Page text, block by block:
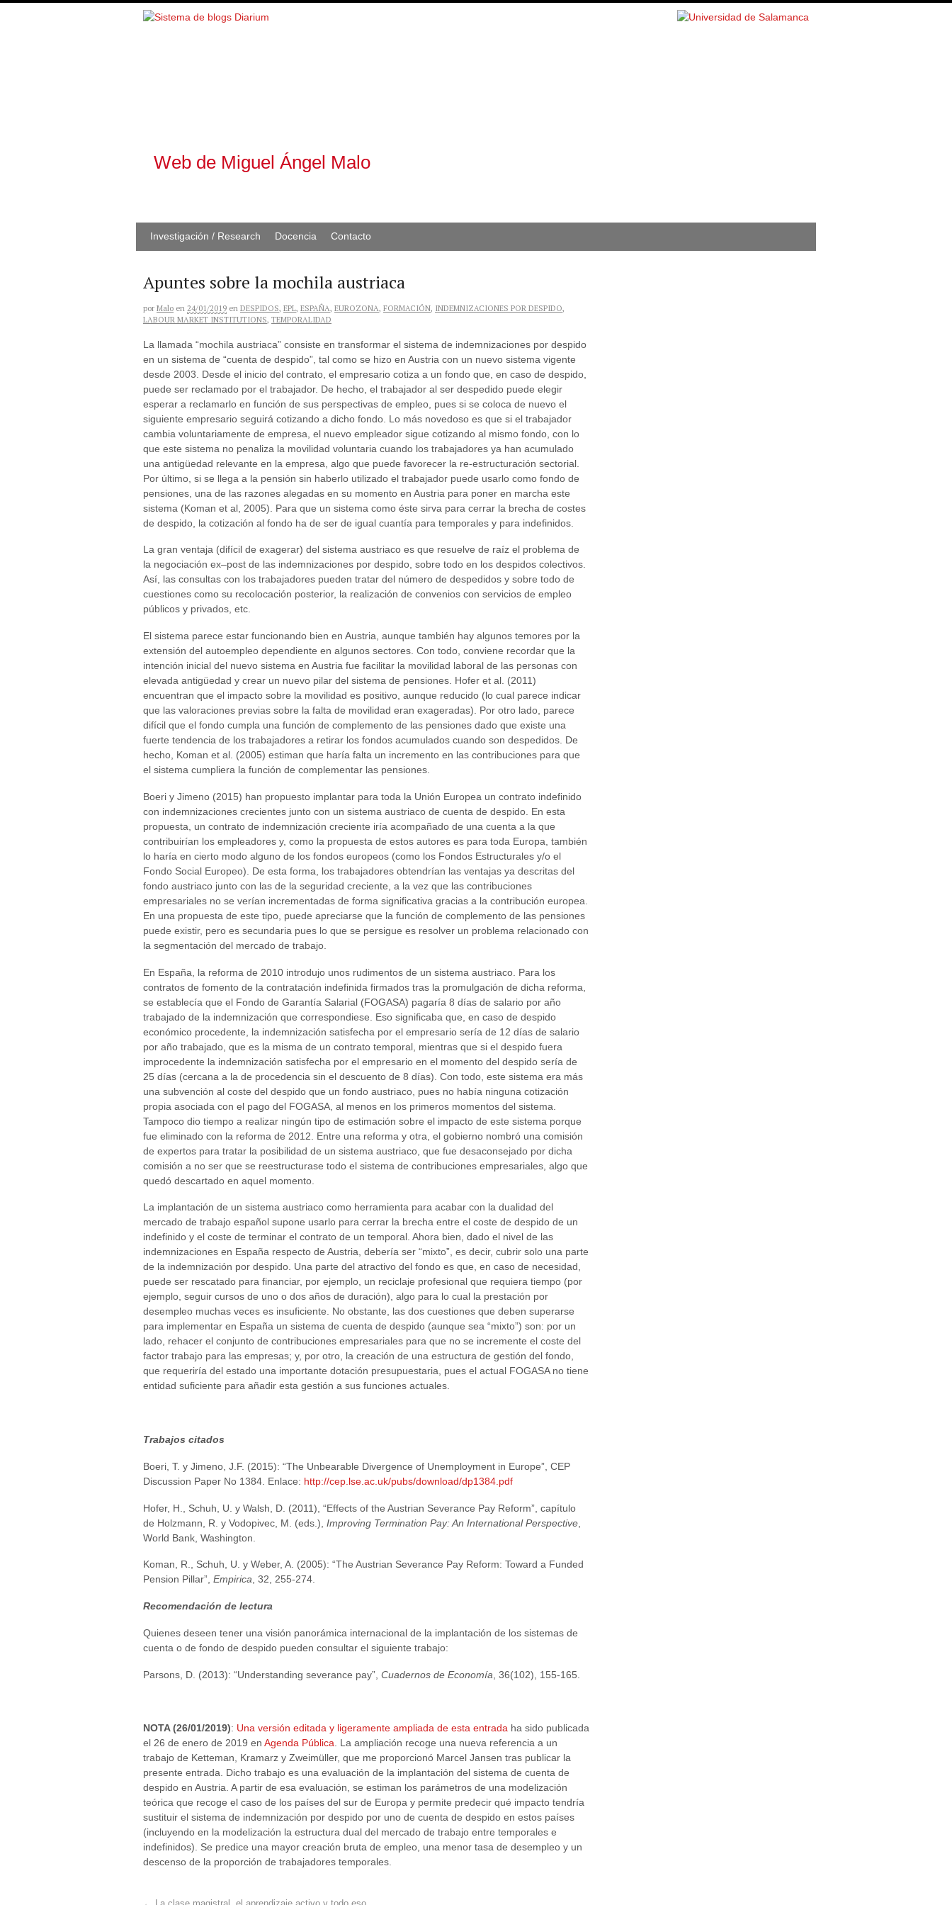
Web de Miguel Ángel Malo
Investigación / Research Docencia Contacto
Apuntes sobre la mochila austriaca
por Malo en 24/01/2019 en DESPIDOS, EPL, ESPAÑA, EUROZONA, FORMACIÓN, INDEMNIZACIONES POR DESPIDO,
LABOUR MARKET INSTITUTIONS, TEMPORALIDAD
La llamada “mochila austriaca” consiste en transformar el sistema de indemnizaciones por despido
en un sistema de “cuenta de despido”, tal como se hizo en Austria con un nuevo sistema vigente
desde 2003. Desde el inicio del contrato, el empresario cotiza a un fondo que, en caso de despido,
puede ser reclamado por el trabajador. De hecho, el trabajador al ser despedido puede elegir
esperar a reclamarlo en función de sus perspectivas de empleo, pues si se coloca de nuevo el
siguiente empresario seguirá cotizando a dicho fondo. Lo más novedoso es que si el trabajador
cambia voluntariamente de empresa, el nuevo empleador sigue cotizando al mismo fondo, con lo
que este sistema no penaliza la movilidad voluntaria cuando los trabajadores ya han acumulado
una antigüedad relevante en la empresa, algo que puede favorecer la re-estructuración sectorial.
Por último, si se llega a la pensión sin haberlo utilizado el trabajador puede usarlo como fondo de
pensiones, una de las razones alegadas en su momento en Austria para poner en marcha este
sistema (Koman et al, 2005). Para que un sistema como éste sirva para cerrar la brecha de costes
de despido, la cotización al fondo ha de ser de igual cuantía para temporales y para indefinidos.
La gran ventaja (difícil de exagerar) del sistema austriaco es que resuelve de raíz el problema de
la negociación ex–post de las indemnizaciones por despido, sobre todo en los despidos colectivos.
Así, las consultas con los trabajadores pueden tratar del número de despedidos y sobre todo de
cuestiones como su recolocación posterior, la realización de convenios con servicios de empleo
públicos y privados, etc.
El sistema parece estar funcionando bien en Austria, aunque también hay algunos temores por la
extensión del autoempleo dependiente en algunos sectores. Con todo, conviene recordar que la
intención inicial del nuevo sistema en Austria fue facilitar la movilidad laboral de las personas con
elevada antigüedad y crear un nuevo pilar del sistema de pensiones. Hofer et al. (2011)
encuentran que el impacto sobre la movilidad es positivo, aunque reducido (lo cual parece indicar
que las valoraciones previas sobre la falta de movilidad eran exageradas). Por otro lado, parece
difícil que el fondo cumpla una función de complemento de las pensiones dado que existe una
fuerte tendencia de los trabajadores a retirar los fondos acumulados cuando son despedidos. De
hecho, Koman et al. (2005) estiman que haría falta un incremento en las contribuciones para que
el sistema cumpliera la función de complementar las pensiones.
Boeri y Jimeno (2015) han propuesto implantar para toda la Unión Europea un contrato indefinido
con indemnizaciones crecientes junto con un sistema austriaco de cuenta de despido. En esta
propuesta, un contrato de indemnización creciente iría acompañado de una cuenta a la que
contribuirían los empleadores y, como la propuesta de estos autores es para toda Europa, también
lo haría en cierto modo alguno de los fondos europeos (como los Fondos Estructurales y/o el
Fondo Social Europeo). De esta forma, los trabajadores obtendrían las ventajas ya descritas del
fondo austriaco junto con las de la seguridad creciente, a la vez que las contribuciones
empresariales no se verían incrementadas de forma significativa gracias a la contribución europea.
En una propuesta de este tipo, puede apreciarse que la función de complemento de las pensiones
puede existir, pero es secundaria pues lo que se persigue es resolver un problema relacionado con
la segmentación del mercado de trabajo.
En España, la reforma de 2010 introdujo unos rudimentos de un sistema austriaco. Para los
contratos de fomento de la contratación indefinida firmados tras la promulgación de dicha reforma,
se establecía que el Fondo de Garantía Salarial (FOGASA) pagaría 8 días de salario por año
trabajado de la indemnización que correspondiese. Eso significaba que, en caso de despido
económico procedente, la indemnización satisfecha por el empresario sería de 12 días de salario
por año trabajado, que es la misma de un contrato temporal, mientras que si el despido fuera
improcedente la indemnización satisfecha por el empresario en el momento del despido sería de
25 días (cercana a la de procedencia sin el descuento de 8 días). Con todo, este sistema era más
una subvención al coste del despido que un fondo austriaco, pues no había ninguna cotización
propia asociada con el pago del FOGASA, al menos en los primeros momentos del sistema.
Tampoco dio tiempo a realizar ningún tipo de estimación sobre el impacto de este sistema porque
fue eliminado con la reforma de 2012. Entre una reforma y otra, el gobierno nombró una comisión
de expertos para tratar la posibilidad de un sistema austriaco, que fue desaconsejado por dicha
comisión a no ser que se reestructurase todo el sistema de contribuciones empresariales, algo que
quedó descartado en aquel momento.
La implantación de un sistema austriaco como herramienta para acabar con la dualidad del
mercado de trabajo español supone usarlo para cerrar la brecha entre el coste de despido de un
indefinido y el coste de terminar el contrato de un temporal. Ahora bien, dado el nivel de las
indemnizaciones en España respecto de Austria, debería ser “mixto”, es decir, cubrir solo una parte
de la indemnización por despido. Una parte del atractivo del fondo es que, en caso de necesidad,
puede ser rescatado para financiar, por ejemplo, un reciclaje profesional que requiera tiempo (por
ejemplo, seguir cursos de uno o dos años de duración), algo para lo cual la prestación por
desempleo muchas veces es insuficiente. No obstante, las dos cuestiones que deben superarse
para implementar en España un sistema de cuenta de despido (aunque sea “mixto”) son: por un
lado, rehacer el conjunto de contribuciones empresariales para que no se incremente el coste del
factor trabajo para las empresas; y, por otro, la creación de una estructura de gestión del fondo,
que requeriría del estado una importante dotación presupuestaria, pues el actual FOGASA no tiene
entidad suficiente para añadir esta gestión a sus funciones actuales.
Trabajos citados
Boeri, T. y Jimeno, J.F. (2015): “The Unbearable Divergence of Unemployment in Europe”, CEP
Discussion Paper No 1384. Enlace: http://cep.lse.ac.uk/pubs/download/dp1384.pdf
Hofer, H., Schuh, U. y Walsh, D. (2011), “Effects of the Austrian Severance Pay Reform”, capítulo
de Holzmann, R. y Vodopivec, M. (eds.), Improving Termination Pay: An International Perspective
World Bank, Washington.
Koman, R., Schuh, U. y Weber, A. (2005): “The Austrian Severance Pay Reform: Toward a Funded
Pension Pillar”, Empirica, 32, 255-274.
Recomendación de lectura
Quienes deseen tener una visión panorámica internacional de la implantación de los sistemas de
cuenta o de fondo de despido pueden consultar el siguiente trabajo:
Parsons, D. (2013): “Understanding severance pay”, Cuadernos de Economía , 36(102), 155-165.
NOTA (26/01/2019): Una versión editada y ligeramente ampliada de esta entrada ha sido publicada
el 26 de enero de 2019 en Agenda Pública. La ampliación recoge una nueva referencia a un
trabajo de Ketteman, Kramarz y Zweimüller, que me proporcionó Marcel Jansen tras publicar la
presente entrada. Dicho trabajo es una evaluación de la implantación del sistema de cuenta de
despido en Austria. A partir de esa evaluación, se estiman los parámetros de una modelización
teórica que recoge el caso de los países del sur de Europa y permite predecir qué impacto tendría
sustituir el sistema de indemnización por despido por uno de cuenta de despido en estos países
(incluyendo en la modelización la estructura dual del mercado de trabajo entre temporales e
indefinidos). Se predice una mayor creación bruta de empleo, una menor tasa de desempleo y un
descenso de la proporción de trabajadores temporales.